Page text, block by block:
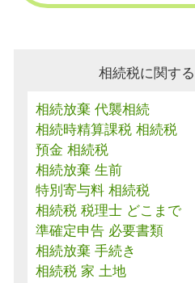
相続税に関す
相続放棄 代襲相続
相続時精算課税 相続税
預金 相続税
相続放棄 生前
特別寄与料 相続税
相続税 税理士 どこまで
準確定申告 必要書類
相続放棄 手続き
相続税 家 土地